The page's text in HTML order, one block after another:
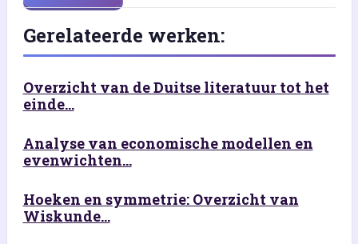
Gerelateerde werken:
Overzicht van de Duitse literatuur tot het
einde...
Analyse van economische modellen en
evenwichten...
Hoeken en symmetrie: Overzicht van
Wiskunde...